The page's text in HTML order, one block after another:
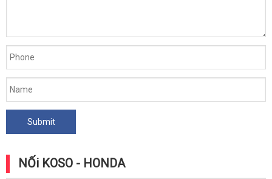
NỐi KOSO - HONDA